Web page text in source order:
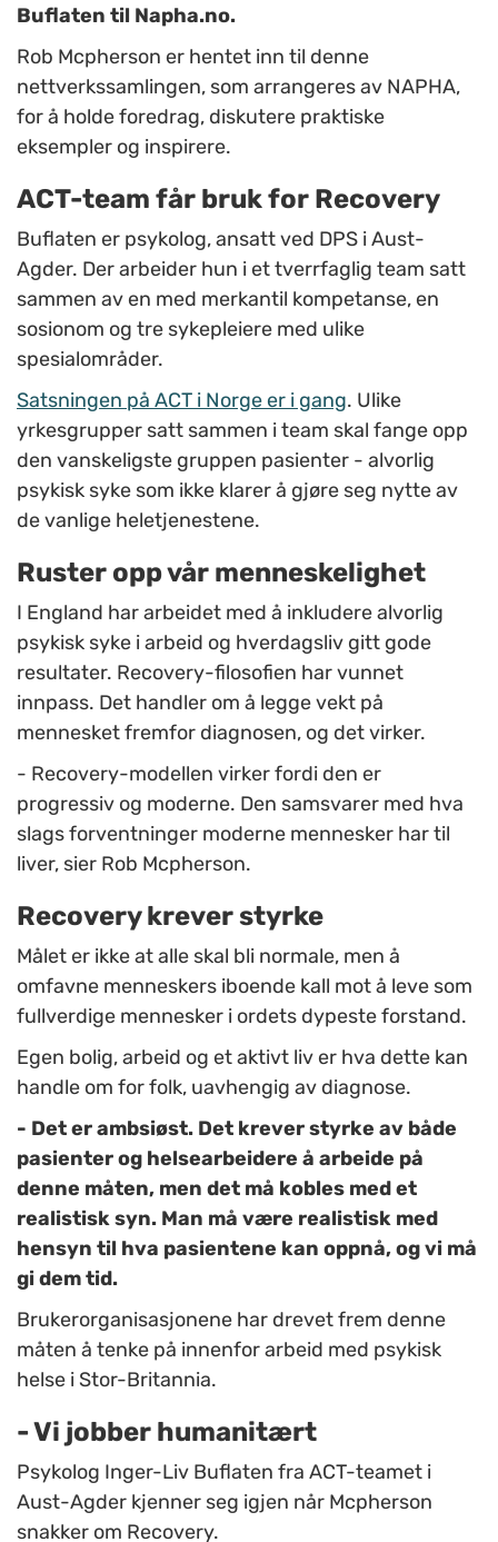
Buflaten til Napha.no.
Rob Mcpherson er hentet inn til denne
nettverkssamlingen, som arrangeres av NAPHA,
for å holde foredrag, diskutere praktiske
eksempler og inspirere.
ACT-team får bruk for Recovery
Buflaten er psykolog, ansatt ved DPS i Aust-
Agder. Der arbeider hun i et tverrfaglig team satt
sammen av en med merkantil kompetanse, en
sosionom og tre sykepleiere med ulike
spesialområder.
Satsningen på ACT i Norge er i gang. Ulike
yrkesgrupper satt sammen i team skal fange opp
den vanskeligste gruppen pasienter - alvorlig
psykisk syke som ikke klarer å gjøre seg nytte av
de vanlige heletjenestene.
Ruster opp vår menneskelighet
I England har arbeidet med å inkludere alvorlig
psykisk syke i arbeid og hverdagsliv gitt gode
resultater. Recovery-filosofien har vunnet
innpass. Det handler om å legge vekt på
mennesket fremfor diagnosen, og det virker.
- Recovery-modellen virker fordi den er
progressiv og moderne. Den samsvarer med hva
slags forventninger moderne mennesker har til
liver, sier Rob Mcpherson.
Recovery krever styrke
Målet er ikke at alle skal bli normale, men å
omfavne menneskers iboende kall mot å leve som
fullverdige mennesker i ordets dypeste forstand.
Egen bolig, arbeid og et aktivt liv er hva dette kan
handle om for folk, uavhengig av diagnose.
- Det er ambsiøst. Det krever styrke av både
pasienter og helsearbeidere å arbeide på
denne måten, men det må kobles med et
realistisk syn. Man må være realistisk med
hensyn til hva pasientene kan oppnå, og vi må
gi dem tid.
Brukerorganisasjonene har drevet frem denne
måten å tenke på innenfor arbeid med psykisk
helse i Stor-Britannia.
- Vi jobber humanitært
Psykolog Inger-Liv Buflaten fra ACT-teamet i
Aust-Agder kjenner seg igjen når Mcpherson
snakker om Recovery.